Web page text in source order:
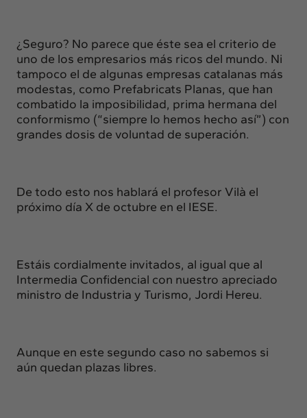
¿Seguro? No parece que éste sea el criterio de
uno de los empresarios más ricos del mundo. Ni
tampoco el de algunas empresas catalanas más
modestas, como Prefabricats Planas, que han
combatido la imposibilidad, prima hermana del
conformismo (“siempre lo hemos hecho así”) con
grandes dosis de voluntad de superación.
De todo esto nos hablará el profesor Vilà el
próximo día X de octubre en el IESE.
Estáis cordialmente invitados, al igual que al
Intermedia Confidencial con nuestro apreciado
ministro de Industria y Turismo, Jordi Hereu.
Aunque en este segundo caso no sabemos si
aún quedan plazas libres.